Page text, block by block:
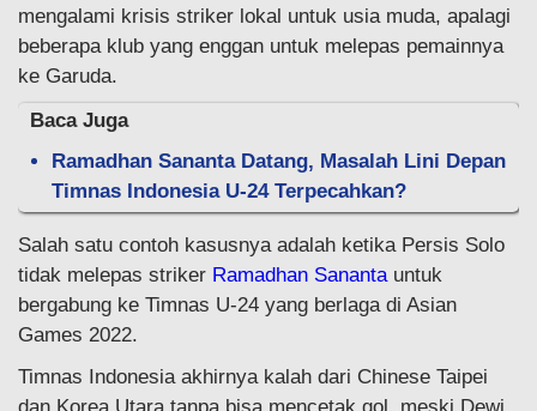
mengalami krisis striker lokal untuk usia muda, apalagi
beberapa klub yang enggan untuk melepas pemainnya
ke Garuda.
Baca Juga
Ramadhan Sananta Datang, Masalah Lini Depan
Timnas Indonesia U-24 Terpecahkan?
Salah satu contoh kasusnya adalah ketika Persis Solo
tidak melepas striker Ramadhan Sananta untuk
bergabung ke Timnas U-24 yang berlaga di Asian
Games 2022.
Timnas Indonesia akhirnya kalah dari Chinese Taipei